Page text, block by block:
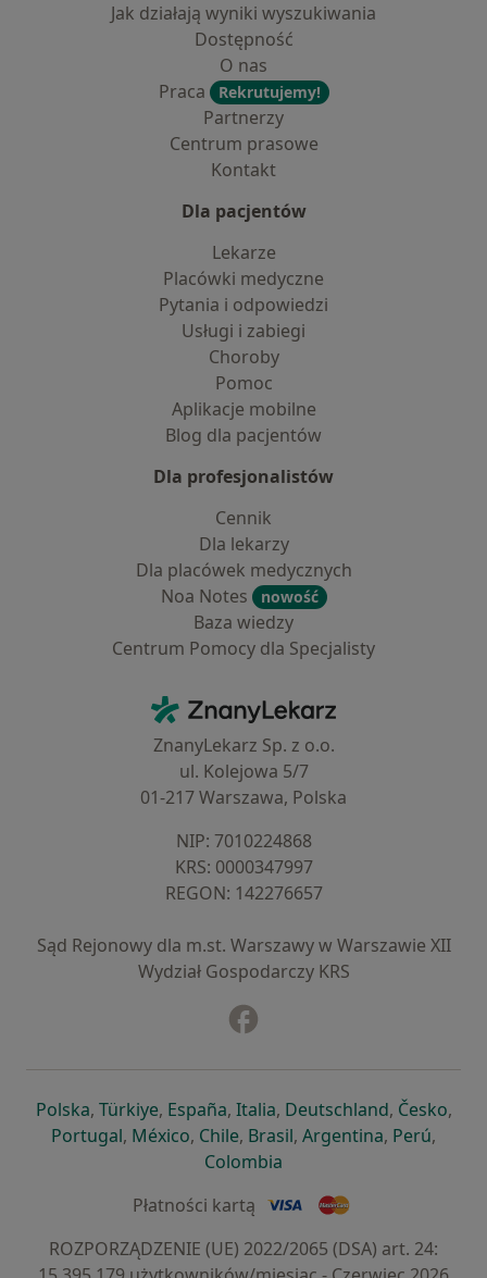
Jak działają wyniki wyszukiwania
Dostępność
O nas
Praca
Rekrutujemy!
Partnerzy
Centrum prasowe
Kontakt
Dla pacjentów
Lekarze
Placówki medyczne
Pytania i odpowiedzi
Usługi i zabiegi
Choroby
Pomoc
Aplikacje mobilne
Blog dla pacjentów
Dla profesjonalistów
Cennik
Dla lekarzy
Dla placówek medycznych
Noa Notes
nowość
Baza wiedzy
Centrum Pomocy dla Specjalisty
ZnanyLekarz - Strona główna
ZnanyLekarz Sp. z o.o.
ul. Kolejowa 5/7
01-217 Warszawa, Polska
NIP: ⁠7010224868
KRS: ⁠0000347997
REGON: ⁠142276657
Sąd Rejonowy dla m.st. Warszawy w Warszawie XII
Wydział Gospodarczy KRS
Polskaotwiera się w nowej karcie
, Türkiyeotwiera się w nowej karcie
, Españaotwiera się w nowej karcie
, Italiaotwiera się w nowej
, Deutschlandotwiera się
, Česko,
Portugalotwiera się w nowej karcie
, Méxicootwiera się w nowej karcie
, Chileotwiera się w nowej karcie
, Brasilotwiera się w nowej
, Argentinaotwiera się
, Perú,
Colombia
Płatności kartą
ROZPORZĄDZENIE (UE) 2022/2065 (DSA) art. 24: